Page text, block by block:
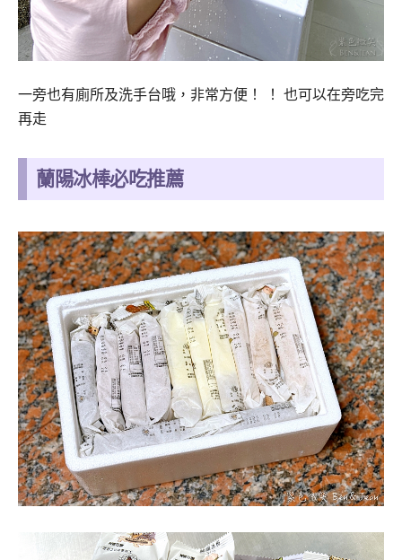
一旁也有廁所及洗手台哦，非常方便！ ！ 也可以在旁吃完
再走
蘭陽冰棒必吃推薦